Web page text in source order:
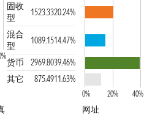
固收
型
1523.3320.24%
混合
型
1089.1514.47%
货币
2969.8039.46%
其它
875.4911.63%
0% 20% 40%
网址